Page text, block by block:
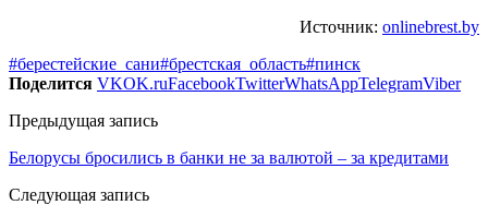
Источник: onlinebrest.by
#берестейские_сани#брестская_область#пинск
Поделится VKOK.ruFacebookTwitterWhatsAppTelegramViber
Предыдущая запись
Белорусы бросились в банки не за валютой – за кредитами
Следующая запись